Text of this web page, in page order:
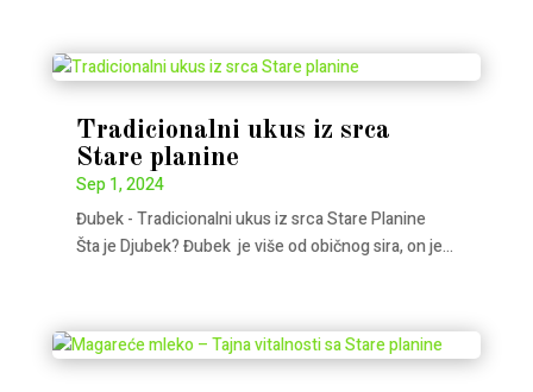
Tradicionalni ukus iz srca
Stare planine
Sep 1, 2024
Đubek - Tradicionalni ukus iz srca Stare Planine
Šta je Djubek? Đubek je više od običnog sira, on je...